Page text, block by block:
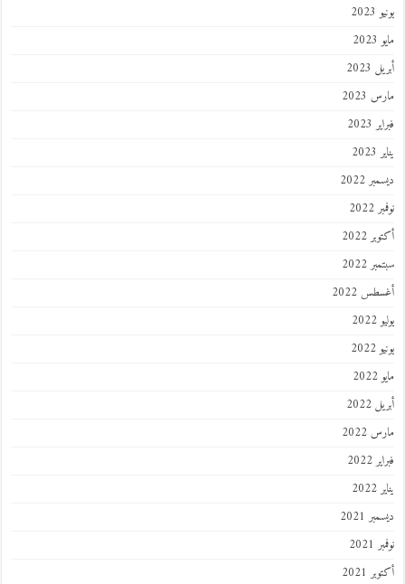
يونيو 2023
مايو 2023
أبريل 2023
مارس 2023
فبراير 2023
يناير 2023
ديسمبر 2022
نوفمبر 2022
أكتوبر 2022
سبتمبر 2022
أغسطس 2022
يوليو 2022
يونيو 2022
مايو 2022
أبريل 2022
مارس 2022
فبراير 2022
يناير 2022
ديسمبر 2021
نوفمبر 2021
أكتوبر 2021